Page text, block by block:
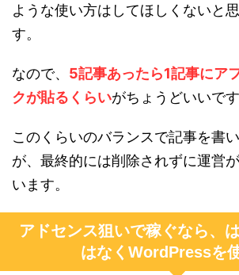
ような使い方はしてほしくないと
す。
なので、 5記事あったら1記事にア
クが貼るくらいがちょうどいいです
このくらいのバランスで記事を書
が、最終的には削除されずに運営
います。
アドセンス狙いで稼ぐなら、
はなくWordPressを